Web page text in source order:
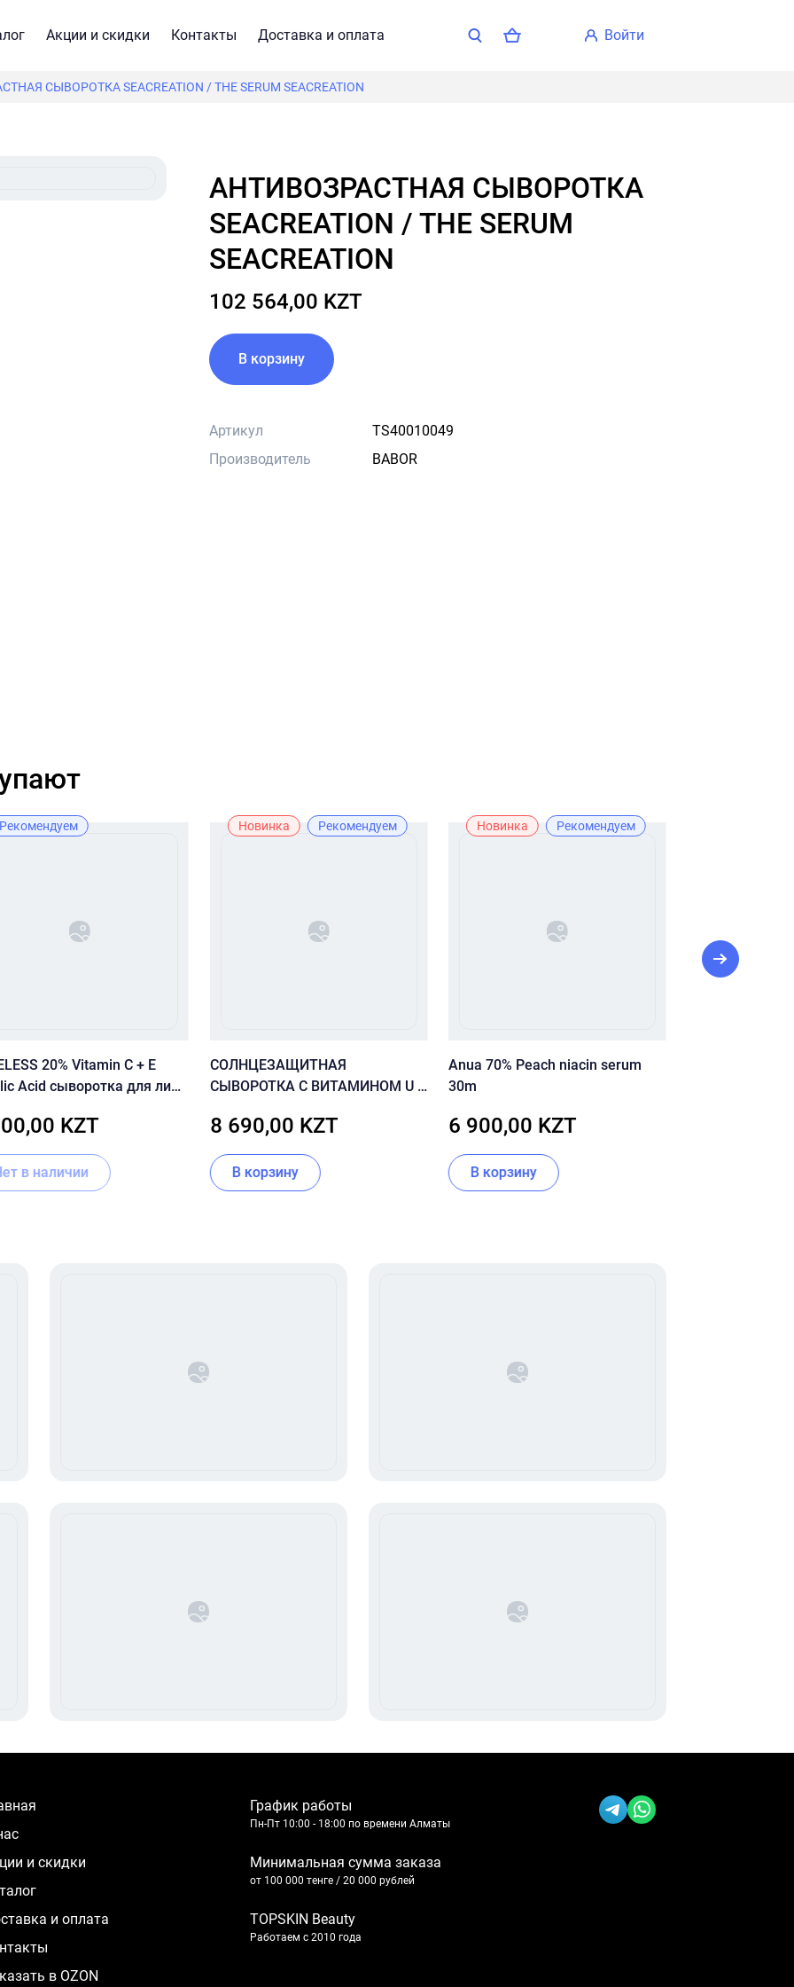
Акции и скидки Контакты Доставка и оплата войти
СЫВОРОТКА SEACREATION / THE SERUM SEACREATION
АНТИВОЗРАСТНАЯ СЫВОРОТКА
SEACREATION / THE SERUM
SEACREATION
102 564,00 KZT
В корзину
Артикул
TS40010049
Производитель
BABOR
Рекомендуем
20% Vitamin C + E
Acid сыворотка для лица
KZT
Нет в наличии
Новинка Рекомендуем
СОЛНЦЕЗАЩИТНАЯ
СЫВОРОТКА С ВИТАМИНОМ U И
SERUM SPF 50+ PA++++
8 690,00 KZT
В корзину
Новинка Рекомендуем
Anua 70% Peach niacin serum
30m
6 900,00 KZT
В корзину
нас
и скидки
и оплата
в OZON
График работы
Пн-Пт 10:00 - 18:00 по времени Алматы
Минимальная сумма заказа
от 100 000 тенге / 20 000 рублей
TOPSKIN Beauty
Работаем с 2010 года